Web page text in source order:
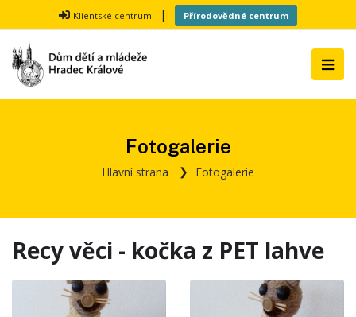
Klientské centrum | Přírodovědné centrum
Fotogalerie
Hlavní strana Fotogalerie
Recy věci - kočka z PET lahve